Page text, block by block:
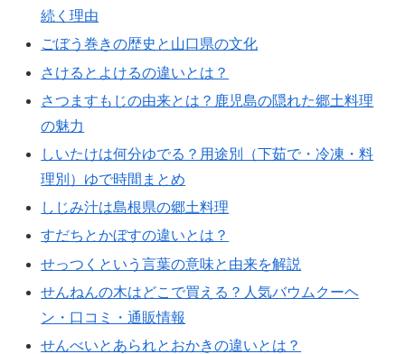
続く理由
ごぼう巻きの歴史と山口県の文化
さけるとよけるの違いとは？
さつますもじの由来とは？鹿児島の隠れた郷土料理
の魅力
しいたけは何分ゆでる？用途別（下茹で・冷凍・料
理別）ゆで時間まとめ
しじみ汁は島根県の郷土料理
すだちとかぼすの違いとは？
せっつくという言葉の意味と由来を解説
せんねんの木はどこで買える？人気バウムクーヘ
ン・口コミ・通販情報
せんべいとあられとおかきの違いとは？